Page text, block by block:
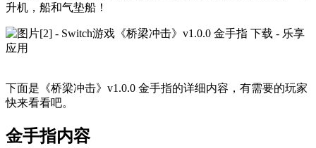
升机，船和气垫船！
下面是《桥梁冲击》v1.0.0 金手指的详细内容，有需要的玩家
快来看看吧。
金手指内容